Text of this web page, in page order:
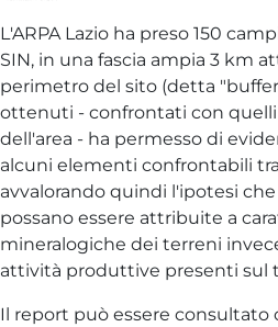
L'ARPA Lazio ha preso 150
SIN, in una fascia ampia 3 km
perimetro del sito (detta
ottenuti - confrontati con
dell'area - ha permesso di
alcuni elementi confrontabili
avvalorando quindi l'ipotesi
possano essere attribuite a
mineralogiche dei terreni
attività produttive presenti sul
Il report può essere consultato